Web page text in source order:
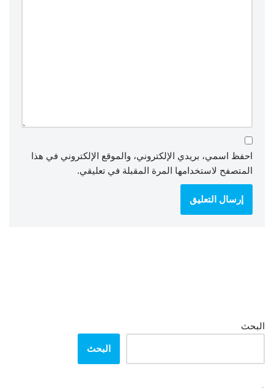
احفظ اسمي، بريدي الإلكتروني، والموقع الإلكتروني في هذا
المتصفح لاستخدامها المرة المقبلة في تعليقي.
البحث
البحث